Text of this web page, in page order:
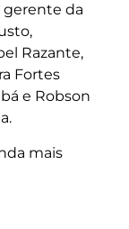
gerente da
Razante,
Fortes
e Robson
mais